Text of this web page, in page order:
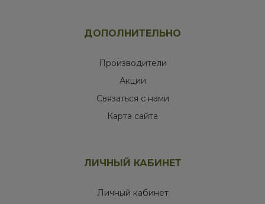
ДОПОЛНИТЕЛЬНО
Производители
Акции
Связаться с нами
Карта сайта
ЛИЧНЫЙ КАБИНЕТ
Личный кабинет